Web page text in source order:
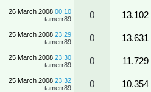
26 March 2008 00:10
tamerr89
0
13.102
25 March 2008 23:29
tamerr89
0
13.631
25 March 2008 23:30
tamerr89
0
11.729
25 March 2008 23:32
tamerr89
0
10.354